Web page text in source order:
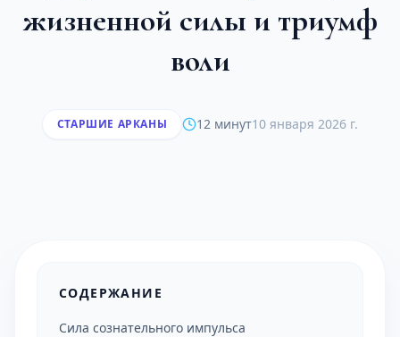
жизненной силы и триумф
воли
СТАРШИЕ АРКАНЫ 12 минут10 января 2026 г.
СОДЕРЖАНИЕ
Сила сознательного импульса